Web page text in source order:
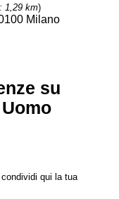
1,29 km)
Milano
su
qui la tua